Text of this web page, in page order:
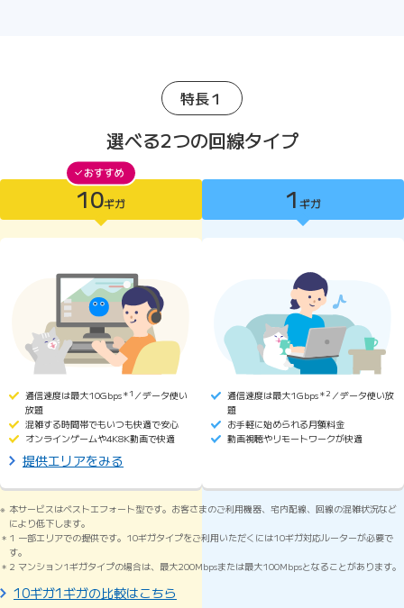
特長１
選べる2つの回線タイプ
10ギガがおすすめ
10ギガ 1 ギガ
通信速度は最大10Gbps＊1 ／データ使い
放題
混雑する時間帯でもいつも快適で安心
オンラインゲームや4K8K動画で快適
提供エリアをみる
通信速度は最大1Gbps＊2 ／データ使い放
題
お手軽に始められる月額料金
動画視聴やリモートワークが快適
本サービスはベストエフォート型です。お客さまのご利用機器、宅内配線、回線の混雑状況など
により低下します。
1 一部エリアでの提供です。10ギガタイプをご利用いただくには10ギガ対応ルーターが必要で
す。
2 マンション1ギガタイプの場合は、最大200Mbpsまたは最大100Mbpsとなることがあります。
10ギガ1ギガの比較はこちら